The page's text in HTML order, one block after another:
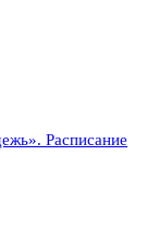
Расписание